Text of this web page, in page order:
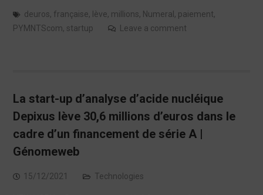
deuros, française, lève, millions, Numeral, paiement,
PYMNTScom, startup Leave a comment
La start-up d’analyse d’acide nucléique
Depixus lève 30,6 millions d’euros dans le
cadre d’un financement de série A |
Génomeweb
15/12/2021 Technologies